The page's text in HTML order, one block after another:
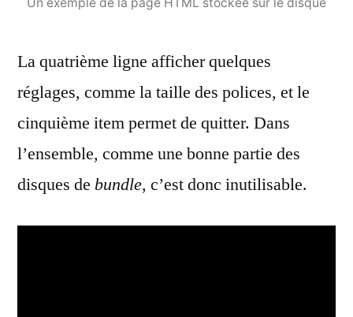
La quatrième ligne afficher quelques
réglages, comme la taille des polices, et le
cinquième item permet de quitter. Dans
l’ensemble, comme une bonne partie des
disques de bundle, c’est donc inutilisable.